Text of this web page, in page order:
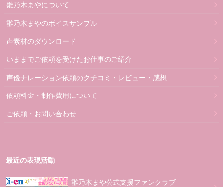
雛乃木まやについて
雛乃木まやのボイスサンプル
声素材のダウンロード
いままでご依頼を受けたお仕事のご紹介
声優ナレーション依頼のクチコミ・レビュー・感想
依頼料金・制作費用について
ご依頼・お問い合わせ
最近の表現活動
雛乃木まや公式支援ファンクラブ